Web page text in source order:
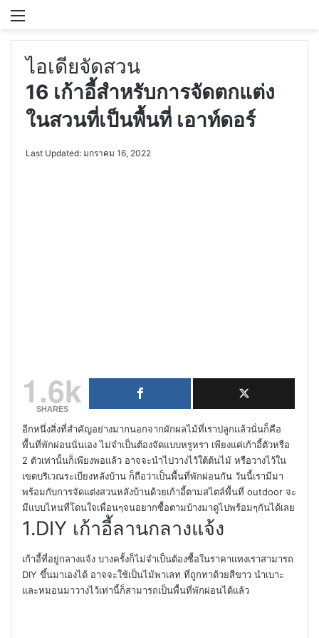
ไอเดียจัดสวน
16 เก้าอี้สำหรับการจัดตกแต่ง
ในสวนที่เป็นพื้นที่ เอาท์ดอร์
Last Updated: มกราคม 16, 2022
1.6k
SHARES
อีกหนึ่งสิ่งที่สำคัญอย่างมากนอกจากผักผลไม้ที่เราปลูกแล้วนั่นก็คือ
พื้นที่พักผ่อนนั่นเอง ไม่จำเป็นต้องจัดแบบหรูหรา เพียงแค่เก้าอี้ตัวหรือ
2 ตัวเท่านั้นก็เพียงพอแล้ว อาจจะนำไปวางไว้ใต้ต้นไม้ หรือวางไว้ใน
เขตบริเวณระเบียงหลังบ้าน ก็ถือว่าเป็นพื้นที่พักผ่อนกัน วันนี้เรามีมา
พร้อมกับการจัดแต่งสวนหลังบ้านด้วยเก้าอี้ตามสไตล์พื้นที่ outdoor จะ
มีแบบไหนที่โดนใจเพื่อนๆจนอยากซื้อตามบ้างมาดูไปพร้อมๆกันได้เลย
1.DIY เก้าอี้ลานกลางแจ้ง
เก้าอี้ที่อยู่กลางแจ้ง บางครั้งก็ไม่จำเป็นต้องซื้อในราคาแทงเราสามารถ
DIY ขึ้นมาเองได้ อาจจะใช้เป็นไม้พาเลท ที่ถูกทาด้วยสีขาว นำเบาะ
และหมอนมาวางไว้เท่านี้ก็สามารถเป็นพื้นที่พักผ่อนได้แล้ว